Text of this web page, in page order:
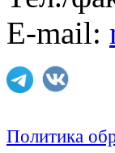
E-mail:
Политика